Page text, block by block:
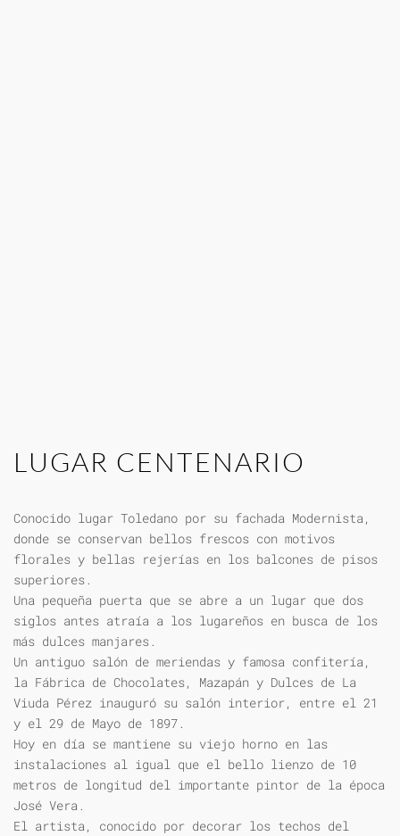
LUGAR CENTENARIO
Conocido lugar Toledano por su fachada Modernista,
donde se conservan bellos frescos con motivos
florales y bellas rejerías en los balcones de pisos
superiores.
Una pequeña puerta que se abre a un lugar que dos
siglos antes atraía a los lugareños en busca de los
más dulces manjares.
Un antiguo salón de meriendas y famosa confitería,
la Fábrica de Chocolates, Mazapán y Dulces de La
Viuda Pérez inauguró su salón interior, entre el 21
y el 29 de Mayo de 1897.
Hoy en día se mantiene su viejo horno en las
instalaciones al igual que el bello lienzo de 10
metros de longitud del importante pintor de la época
José Vera.
El artista, conocido por decorar los techos del